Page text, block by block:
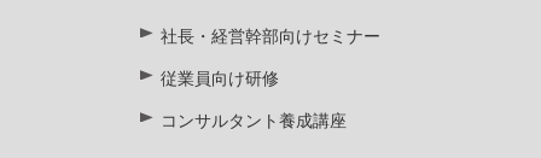
社長・経営幹部向けセミナー
従業員向け研修
コンサルタント養成講座